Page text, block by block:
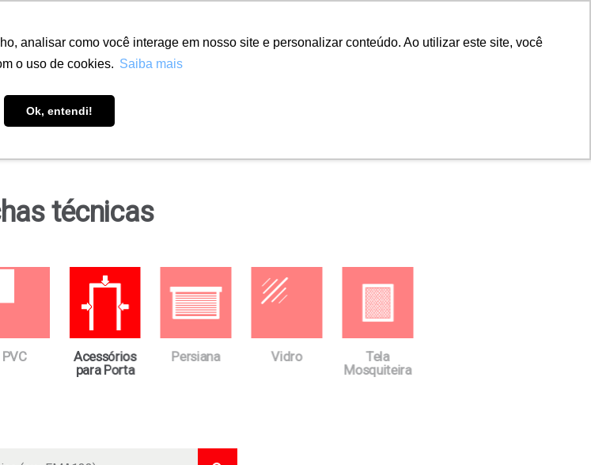
analisar como você interage em nosso site e personalizar conteúdo. Ao utilizar este site, você
o uso de cookies. Saiba mais
Ok, entendi!
Onde encontrar Downloads
técnicas
PVC
Acessórios
para Porta
Persiana Vidro
Tela
Mosquiteira